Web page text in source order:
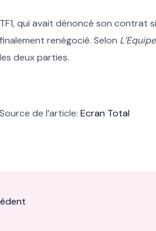
TF1, qui avait dénoncé son contrat
finalement renégocié. Selon L’Equipe
les deux parties.
Source de l’article: Ecran Total